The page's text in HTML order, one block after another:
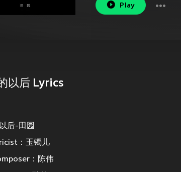
Play
以后 Lyrics
后-田园
：玉镯儿
：陈伟